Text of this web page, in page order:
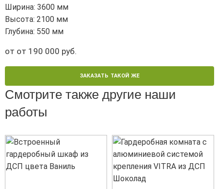
Ширина: 3600 мм
Высота: 2100 мм
Глубина: 550 мм
от от 190 000 руб.
ЗАКАЗАТЬ ТАКОЙ ЖЕ
Смотрите также другие наши
работы